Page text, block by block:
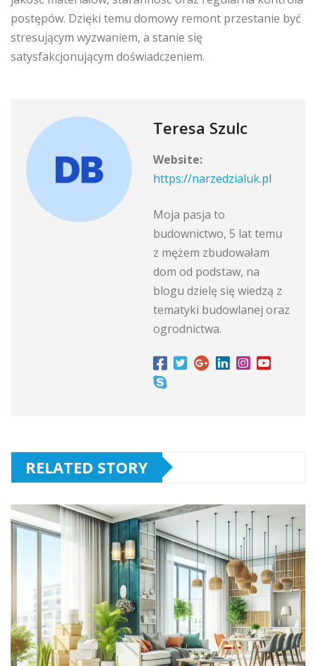
postępów. Dzięki temu domowy remont przestanie być
stresującym wyzwaniem, a stanie się
satysfakcjonującym doświadczeniem.
Teresa Szulc
Website:
https://narzedzialuk.pl
Moja pasja to
budownictwo, 5 lat temu
z mężem zbudowałam
dom od podstaw, na
blogu dzielę się wiedzą z
tematyki budowlanej oraz
ogrodnictwa.
RELATED STORY